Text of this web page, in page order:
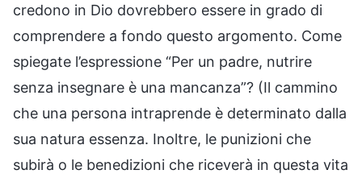
credono in Dio dovrebbero essere in grado di
comprendere a fondo questo argomento. Come
spiegate l’espressione “Per un padre, nutrire
senza insegnare è una mancanza”? (Il cammino
che una persona intraprende è determinato dalla
sua natura essenza. Inoltre, le punizioni che
subirà o le benedizioni che riceverà in questa vita